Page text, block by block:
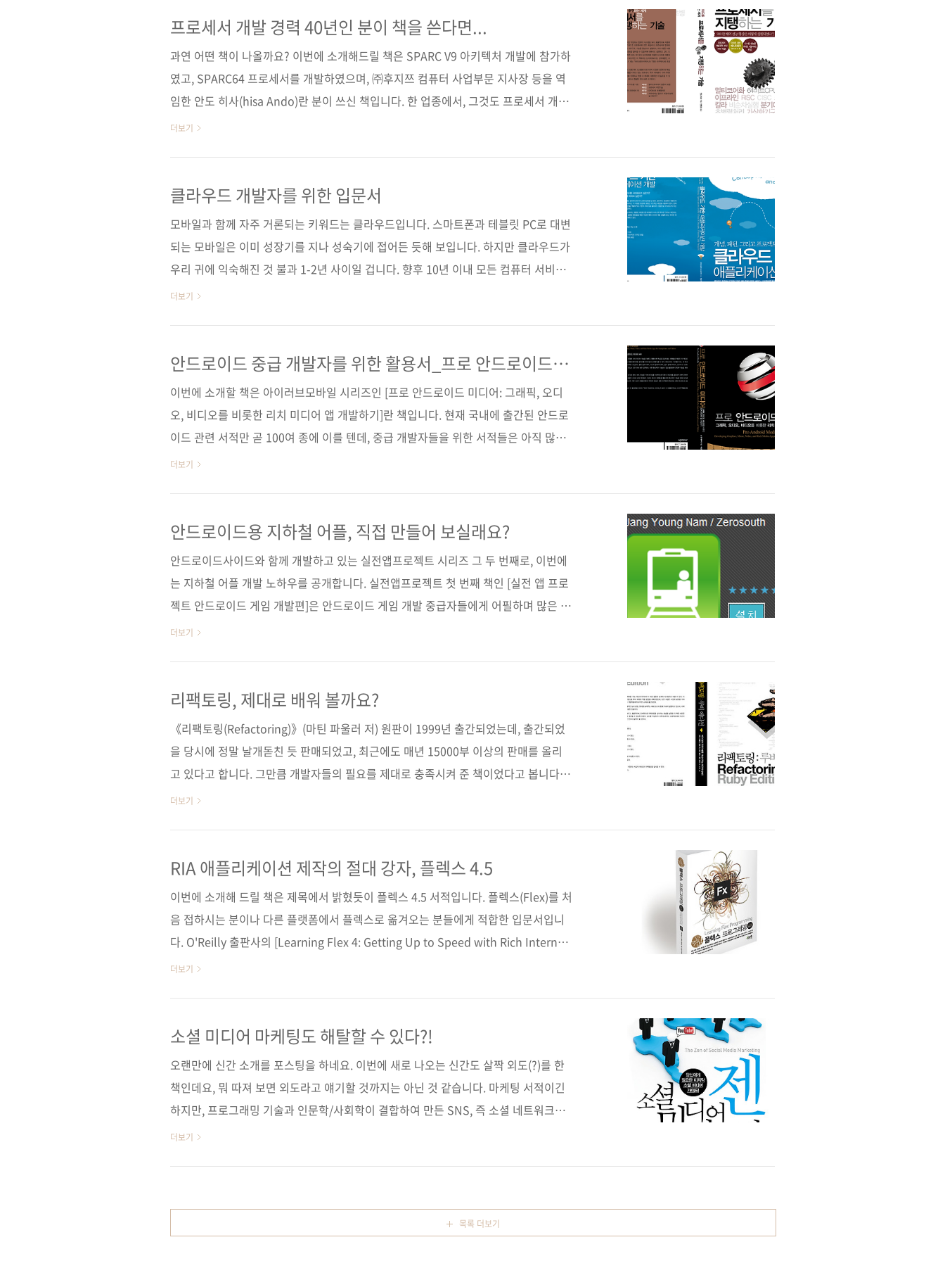
까지]으로 정하였습니다. 자바스크립트의 기본적인 문법에서부터 Ajax, jQuery까지 그
용할 수 있는 내용들로 인해 현업..
프로세서 개발 경력 40년인 분이 책을 쓴다면...
과연 어떤 책이 나올까요? 이번에 소개해드릴 책은 SPARC V9 아키텍처 개발에 참가하
였고, SPARC64 프로세서를 개발하였으며, ㈜후지쯔 컴퓨터 사업부문 지사장 등을 역
임한 안도 히사(hisa Ando)란 분이 쓰신 책입니다. 한 업종에서, 그것도 프로세서 개발
분야에서만 40여년 간 종사해온 분의 책이라, 비록 번역서이긴 하지만 IT 출판사로서의
책은 저희 제이펍의 첫 책이었던 [24시간 365일 서버/인프라를 지탱하는 기술]과 지탱
많은 독자..
더보기
클라우드 개발자를 위한 입문서
모바일과 함께 자주 거론되는 키워드는 클라우드입니다. 스마트폰과 테블릿 PC로 대변
되는 모바일은 이미 성장기를 지나 성숙기에 접어든 듯해 보입니다. 하지만 클라우드가
우리 귀에 익숙해진 것 불과 1-2년 사이일 겁니다. 향후 10년 이내 모든 컴퓨터 서비스
는 클라우드 기반으로 변해갈 것이라는 뉴스도 나오고 있습니다. 이 혁명적 변화의 주
도 재미있을 것 같습니다. 오늘 소개해드릴 책은 이 클라우드 개발에 새로 뛰어드는 개
수도 있습니다. 클라우드에 대한 ..
더보기
안드로이드 중급 개발자를 위한 활용서_프로 안드로이드
미디어
이번에 소개할 책은 아이러브모바일 시리즈인 [프로 안드로이드 미디어: 그래픽, 오디
오, 비디오를 비롯한 리치 미디어 앱 개발하기]란 책입니다. 현재 국내에 출간된 안드로
이드 관련 서적만 곧 100여 종에 이를 텐데, 중급 개발자들을 위한 서적들은 아직 많이
부족한 것 같습니다. 아무래도 입문서 서적들이 시장이 넓다 보니 대부분의 출판사들이
개하고 싶은 원서나 직접 써보고 싶은 분야가 있으면 언제든지 연락주세요. 적!극! 검토
로 사용할 수밖에 없는 그래픽, 오디..
더보기
안드로이드용 지하철 어플, 직접 만들어 보실래요?
안드로이드사이드와 함께 개발하고 있는 실전앱프로젝트 시리즈 그 두 번째로, 이번에
는 지하철 어플 개발 노하우를 공개합니다. 실전앱프로젝트 첫 번째 책인 [실전 앱 프로
젝트 안드로이드 게임 개발편]은 안드로이드 게임 개발 중급자들에게 어필하며 많은 독
자분들로부터 사랑을 받았었는데요, 이번에는 Zerosouth란 필명으로 안드로이사이드
서는 국내 대표 무료 앱 중 하나입니다. 그 개발 노하우를 이번에 책으로 엮었습니다. 다
면 한계상 이번 책에는 Mini 버전으로..
더보기
리팩토링, 제대로 배워 볼까요?
《리팩토링(Refactoring)》(마틴 파울러 저) 원판이 1999년 출간되었는데, 출간되었
을 당시에 정말 날개돋친 듯 판매되었고, 최근에도 매년 15000부 이상의 판매를 올리
고 있다고 합니다. 그만큼 개발자들의 필요를 제대로 충족시켜 준 책이었다고 봅니다.
이 책은 국내에서도 2002년에 번역 출간(대청미디어 刊)되어 아직까지도 개발자들의
링 기법 중 루비 버전에 맞지 않는 내용은 삭제하는 등의 과정을 거쳤습니다. 켄트 벡
Fields)와 셰인 ..
더보기
RIA 애플리케이션 제작의 절대 강자, 플렉스 4.5
이번에 소개해 드릴 책은 제목에서 밝혔듯이 플렉스 4.5 서적입니다. 플렉스(Flex)를 처
음 접하시는 분이나 다른 플랫폼에서 플렉스로 옮겨오는 분들에게 적합한 입문서입니
다. O'Reilly 출판사의 [Learning Flex 4: Getting Up to Speed with Rich Internet
Application Design and Development (Adobe Dev Lib) ]을 번역한 책입니다. 이
듯이 입문자들에게 호평을 받았던 책입니다. 책을 ..
더보기
소셜 미디어 마케팅도 해탈할 수 있다?!
오랜만에 신간 소개를 포스팅을 하네요. 이번에 새로 나오는 신간도 살짝 외도(?)를 한
책인데요, 뭐 따져 보면 외도라고 얘기할 것까지는 아닌 것 같습니다. 마케팅 서적이긴
하지만, 프로그래밍 기술과 인문학/사회학이 결합하여 만든 SNS, 즉 소셜 네트워크를
기업이나 개인이 어떻게 활용할 것인가를 다룬 책이니까요. 제이펍의 모토인 0과 1이
활용, 그리고 임팩트가 강한 동영상을 소셜 미디어에 활용할 수 있는 방법들을 소개하
더보기
목록 더보기